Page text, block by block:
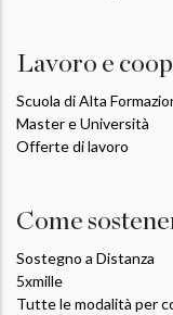
Lavoro e
Scuola di Alta
Master e Università
Offerte di lavoro
Come
Sostegno a Distanza
5xmille
Tutte le modalità per